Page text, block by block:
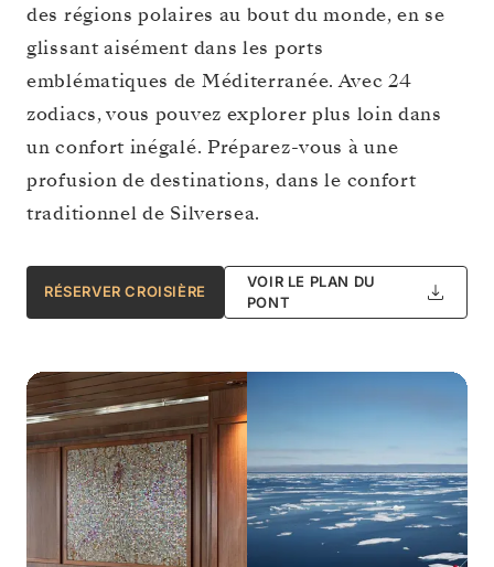
des régions polaires au bout du monde, en se
glissant aisément dans les ports
emblématiques de Méditerranée. Avec 24
zodiacs, vous pouvez explorer plus loin dans
un confort inégalé. Préparez-vous à une
profusion de destinations, dans le confort
traditionnel de Silversea.
RÉSERVER CROISIÈRE
VOIR LE PLAN DU
PONT